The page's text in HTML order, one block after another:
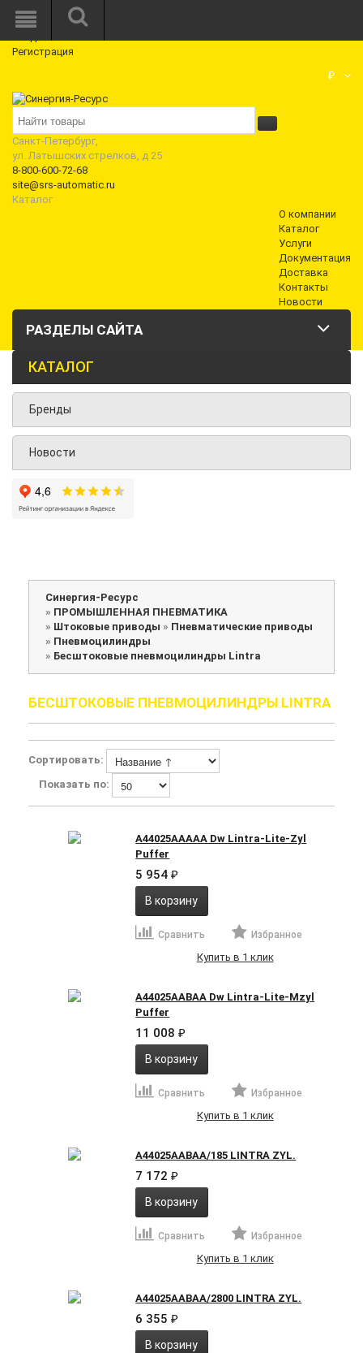
Режим работы: Пн—Пт: 10:00—18:00
Регистрация
₽
Санкт-Петербург,
ул. Латышских стрелков, д 25
8-800-600-72-68
site@srs-automatic.ru
Каталог
О компании
Каталог
Услуги
Документация
Доставка
Контакты
Новости
РАЗДЕЛЫ САЙТА
КАТАЛОГ
Бренды
Новости
Синергия-Ресурс
» ПРОМЫШЛЕННАЯ ПНЕВМАТИКА
» Штоковые приводы » Пневматические приводы
» Пневмоцилиндры
» Бесштоковые пневмоцилиндры Lintra
БЕСШТОКОВЫЕ ПНЕВМОЦИЛИНДРЫ LINTRA
Сортировать:
Показать по:
A44025AAAAA Dw Lintra-Lite-Zyl
Puffer
5 954₽
В корзину
Сравнить Избранное
Купить в 1 клик
A44025AABAA Dw Lintra-Lite-Mzyl
Puffer
11 008₽
В корзину
Сравнить Избранное
Купить в 1 клик
A44025AABAA/185 LINTRA ZYL.
7 172₽
В корзину
Сравнить Избранное
Купить в 1 клик
A44025AABAA/2800 LINTRA ZYL.
6 355₽
В корзину